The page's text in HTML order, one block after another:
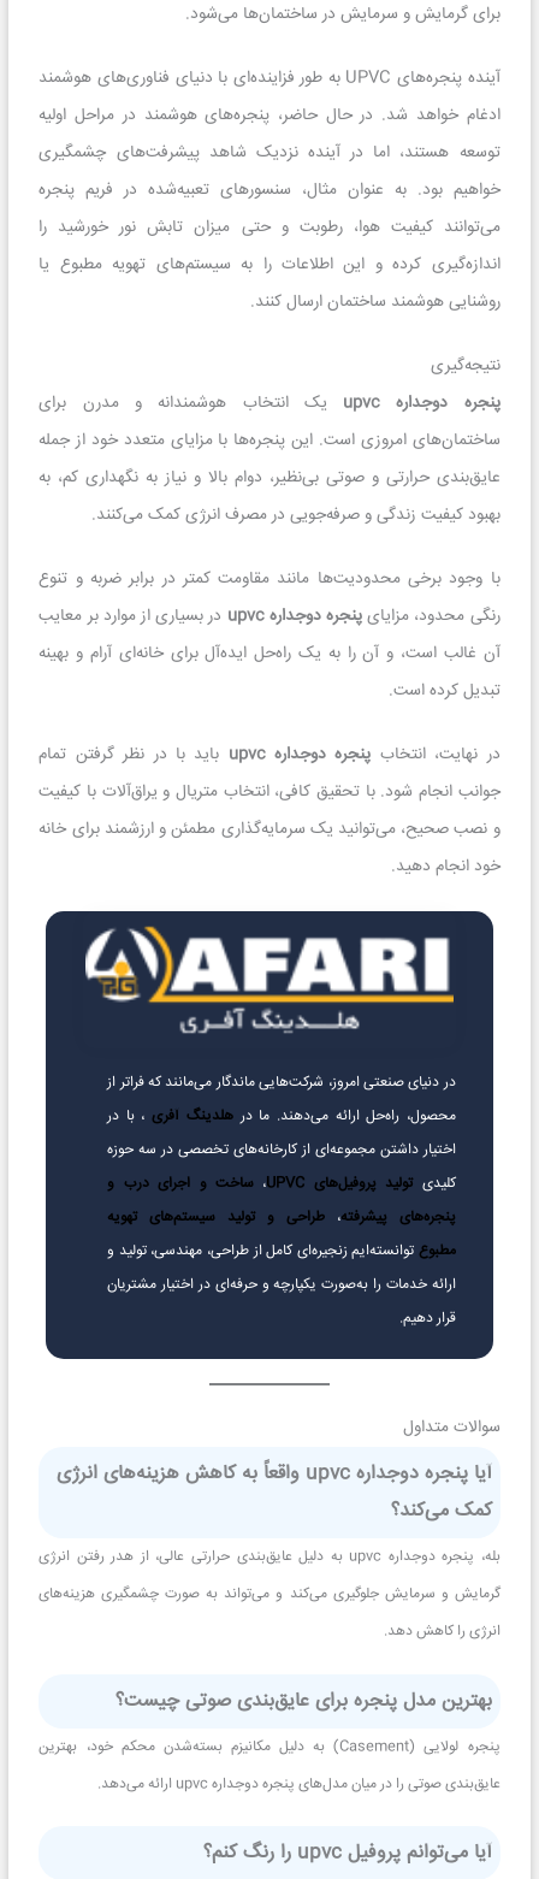
برای گرمایش و سرمایش در ساختمان‌ها می‌شود.
آینده پنجره‌های UPVC به طور فزاینده‌ای با دنیای فناوری‌های هوشمند
ادغام خواهد شد. در حال حاضر، پنجره‌های هوشمند در مراحل اولیه
توسعه هستند، اما در آینده نزدیک شاهد پیشرفت‌های چشمگیری
خواهیم بود. به عنوان مثال، سنسورهای تعبیه‌شده در فریم پنجره
می‌توانند کیفیت هوا، رطوبت و حتی میزان تابش نور خورشید را
اندازه‌گیری کرده و این اطلاعات را به سیستم‌های تهویه مطبوع یا
روشنایی هوشمند ساختمان ارسال کنند.
نتیجه‌گیری
پنجره دوجداره upvc
یک انتخاب هوشمندانه و مدرن برای
ساختمان‌های امروزی است. این پنجره‌ها با مزایای متعدد خود از جمله
عایق‌بندی حرارتی و صوتی بی‌نظیر، دوام بالا و نیاز به نگهداری کم، به
بهبود کیفیت زندگی و صرفه‌جویی در مصرف انرژی کمک می‌کنند.
با وجود برخی محدودیت‌ها مانند مقاومت کمتر در برابر ضربه و تنوع
رنگی محدود، مزایایپنجره دوجداره upvc
در بسیاری از موارد بر معایب
آن غالب است، و آن را به یک راه‌حل ایده‌آل برای خانه‌ای آرام و بهینه
تبدیل کرده است.
در نهایت، انتخاب پنجره دوجداره upvc
باید با در نظر گرفتن تمام
جوانب انجام شود. با تحقیق کافی، انتخاب متریال و یراق‌آلات با کیفیت
و نصب صحیح، می‌توانید یک سرمایه‌گذاری مطمئن و ارزشمند برای خانه
خود انجام دهید.
در دنیای صنعتی امروز، شرکت‌هایی ماندگار می‌مانند که فراتر از
محصول، راه‌حل ارائه می‌دهند. ما درهلدینگ آفری، با در
اختیار داشتن مجموعه‌ای از کارخانه‌های تخصصی در سه حوزه
کلیدیتولید پروفیل‌های UPVC ، ساخت و اجرای درب و
پنجره‌های پیشرفته،طراحی و تولید سیستم‌های تهویه
مطبوع توانسته‌ایم زنجیره‌ای کامل از طراحی، مهندسی، تولید و
ارائه خدمات را به‌صورت یکپارچه و حرفه‌ای در اختیار مشتریان
قرار دهیم.
سوالات متداول
آیا پنجره دوجداره upvc واقعاً به کاهش هزینه‌های انرژی
کمک می‌کند؟
بله، پنجره دوجداره upvc به دلیل عایق‌بندی حرارتی عالی، از هدر رفتن انرژی
گرمایش و سرمایش جلوگیری می‌کند و می‌تواند به صورت چشمگیری هزینه‌های
انرژی را کاهش دهد.
بهترین مدل پنجره برای عایق‌بندی صوتی چیست؟
پنجره لولایی (Casement) به دلیل مکانیزم بسته‌شدن محکم خود، بهترین
عایق‌بندی صوتی را در میان مدل‌های پنجره دوجداره upvc ارائه می‌دهد.
آیا می‌توانم پروفیل upvc را رنگ کنم؟